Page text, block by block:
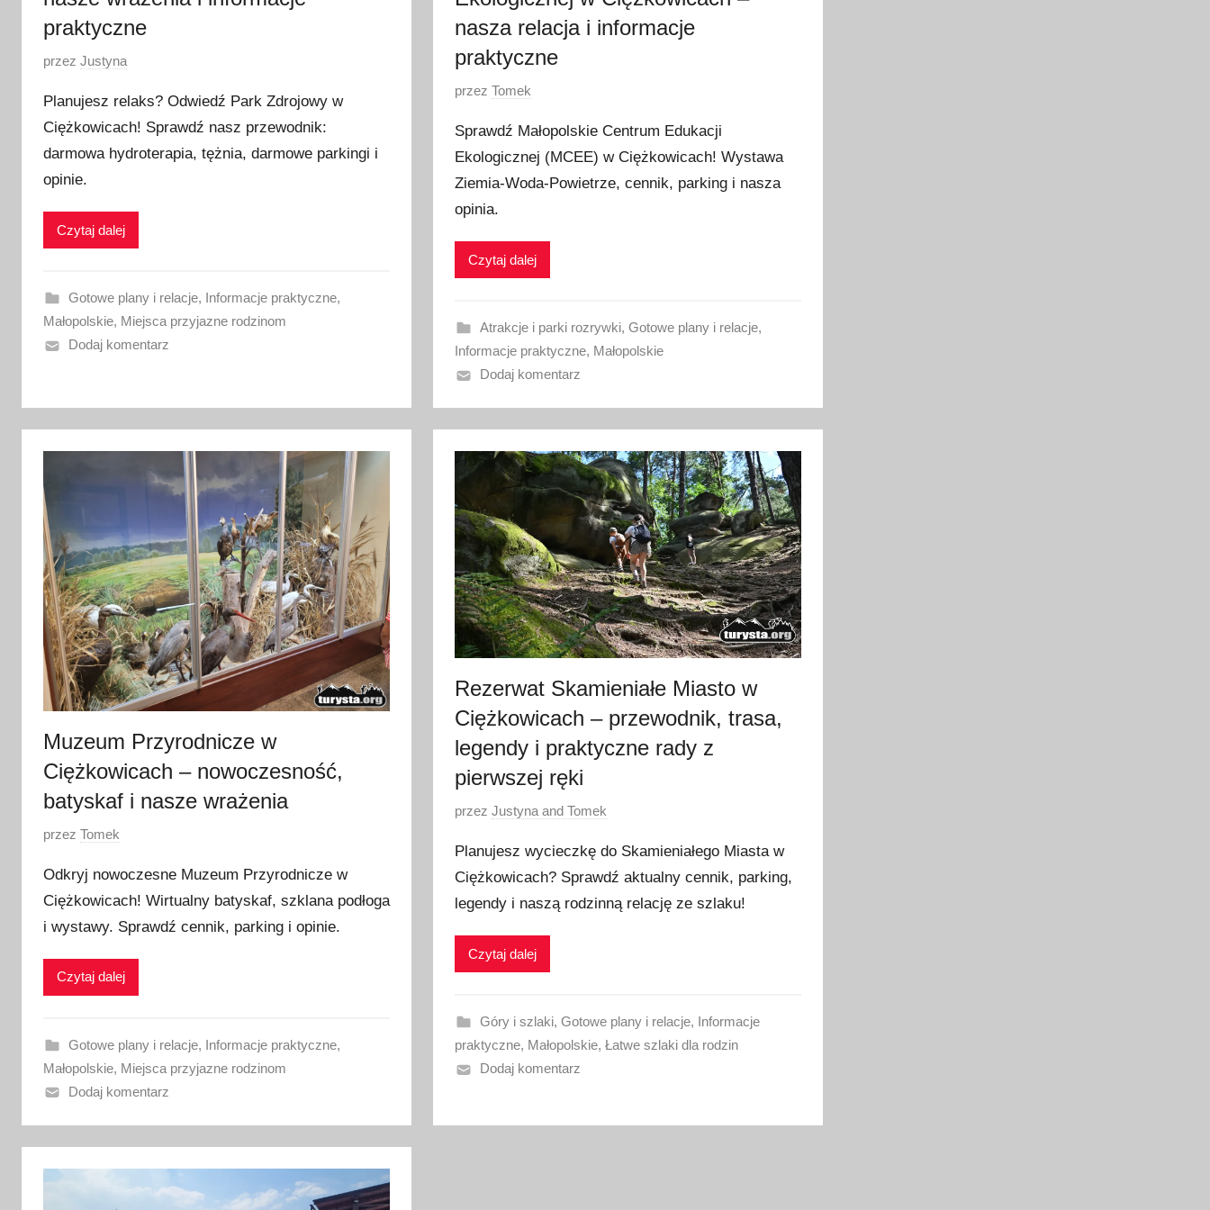
praktyczne
O
u
b
l
i
w
n
o
1
i
2
0
2
6
przez Justyna
Planujesz relaks? Odwiedź Park Zdrojowy w
Ciężkowicach! Sprawdź nasz przewodnik:
darmowa hydroterapia, tężnia, darmowe parkingi i
opinie.
Czytaj dalej
Gotowe plany i relacje, Informacje praktyczne,
Małopolskie, Miejsca przyjazne rodzinom
Dodaj komentarz
nasza relacja i informacje
praktyczne
O
u
b
l
i
w
n
o
1
a
2
2
6
przezTomek
Sprawdź Małopolskie Centrum Edukacji
Ekologicznej (MCEE) w Ciężkowicach! Wystawa
Ziemia-Woda-Powietrze, cennik, parking i nasza
opinia.
Czytaj dalej
Atrakcje i parki rozrywki, Gotowe plany i relacje,
Informacje praktyczne, Małopolskie
Dodaj komentarz
Muzeum Przyrodnicze w
Ciężkowicach – nowoczesność,
batyskaf i nasze wrażenia
O
u
b
l
o
a
n
o
i
przez Tomek
Odkryj nowoczesne Muzeum Przyrodnicze w
Ciężkowicach! Wirtualny batyskaf, szklana podłoga
i wystawy. Sprawdź cennik, parking i opinie.
Czytaj dalej
Gotowe plany i relacje, Informacje praktyczne,
Małopolskie, Miejsca przyjazne rodzinom
Dodaj komentarz
Rezerwat Skamieniałe Miasto w
Ciężkowicach – przewodnik, trasa,
legendy i praktyczne rady z
pierwszej ręki
O
u
b
o
a
n
o
przezJustyna and Tomek
Planujesz wycieczkę do Skamieniałego Miasta w
Ciężkowicach? Sprawdź aktualny cennik, parking,
legendy i naszą rodzinną relację ze szlaku!
Czytaj dalej
Góry i szlaki, Gotowe plany i relacje, Informacje
praktyczne, Małopolskie,Łatwe szlaki dla rodzin
Dodaj komentarz